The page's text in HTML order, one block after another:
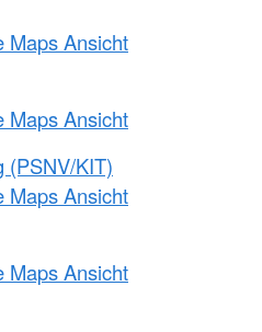
Maps Ansicht
Maps Ansicht
(PSNV/KIT)
Maps Ansicht
Maps Ansicht